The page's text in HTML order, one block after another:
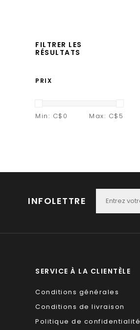
FILTRER LES
RÉSULTATS
PRIX
Min: C$ 0 Max: C$ 5
INFOLETTRE
SERVICE À LA CLIENTÈLE
Conditions générales
Conditions de livraison
Politique de confidentialité